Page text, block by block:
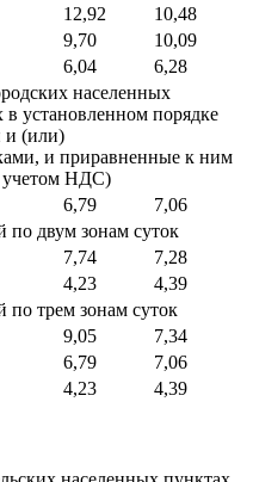
12,92
10,48
9,70
10,09
6,04
6,28
населенных
установленном порядке
и (или)
и приравненные к ним
учетом НДС)
6,79
7,06
двум зонам суток
7,74
7,28
4,23
4,39
трем зонам суток
9,05
7,34
6,79
7,06
4,23 4,39